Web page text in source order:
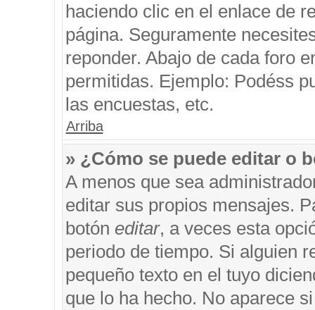
haciendo clic en el enlace de
página. Seguramente
reponder. Abajo de cada foro
permitidas. Ejemplo: Podéss
las encuestas, etc.
Arriba
» ¿Cómo se puede editar o
A menos que sea
editar sus propios mensajes.
botón editar, a veces esta
periodo de tiempo. Si alguien
pequeño texto en el tuyo
que lo ha hecho. No aparece